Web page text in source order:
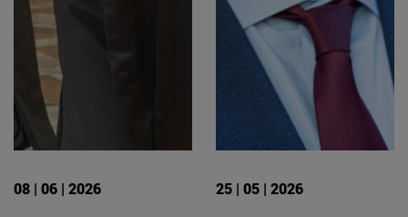
08 | 06 | 2026 25 | 05 | 2026